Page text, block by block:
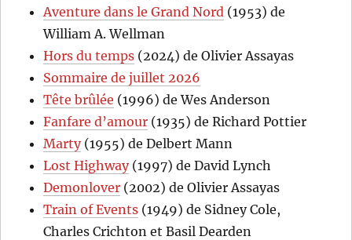
Aventure dans le Grand Nord (1953) de
William A. Wellman
Hors du temps (2024) de Olivier Assayas
Sommaire de juillet 2026
Tête brûlée (1996) de Wes Anderson
Fanfare d’amour (1935) de Richard Pottier
Marty(1955) de Delbert Mann
Lost Highway(1997) de David Lynch
Demonlover (2002) de Olivier Assayas
Train of Events (1949) de Sidney Cole,
Charles Crichton et Basil Dearden